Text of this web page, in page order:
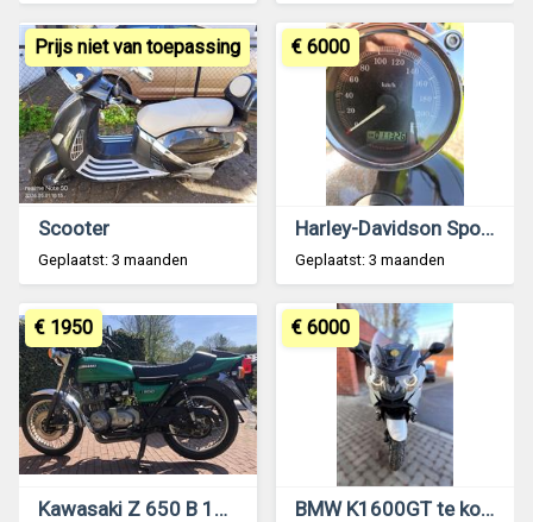
Scooter
Geplaatst: 3 maanden
Prijs niet van toepassing
Harley-Davidson Sportster 883
Geplaatst: 3 maanden
€ 6000
Kawasaki Z 650 B 1977
€ 1950
BMW K1600GT te koop
€ 6000